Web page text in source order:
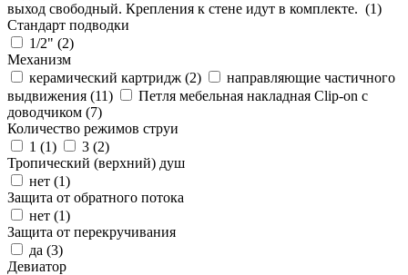
выход свободный. Крепления к стене идут в комплекте. (1)
Стандарт подводки
1/2" (2)
Механизм
керамический картридж (2)
направляющие частичного
выдвижения (11)
Петля мебельная накладная Clip-on с
доводчиком (7)
Количество режимов струи
1 (1) 3 (2)
Тропический (верхний) душ
нет (1)
Защита от обратного потока
нет (1)
Защита от перекручивания
да (3)
Девиатор